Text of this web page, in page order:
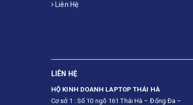
Liên Hệ
LIÊN HỆ
HỘ KINH DOANH LAPTOP THÁI HÀ
Cơ sở 1 : Số 10 ngõ 161 Thái Hà – Đống Đa –